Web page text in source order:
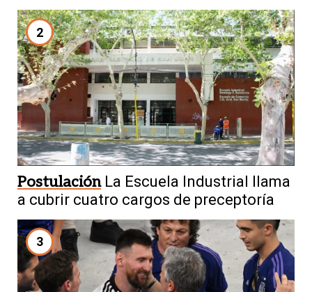
2
Postulación La Escuela Industrial llama
a cubrir cuatro cargos de preceptoría
3